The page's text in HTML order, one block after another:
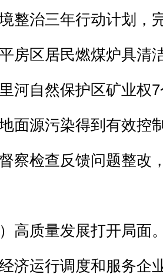
整治三年行动计划，
房区居民燃煤炉具清
河自然保护区矿业权
面源污染得到有效控
察检查反馈问题整改
质量发展打开局面
济运行调度和服务企